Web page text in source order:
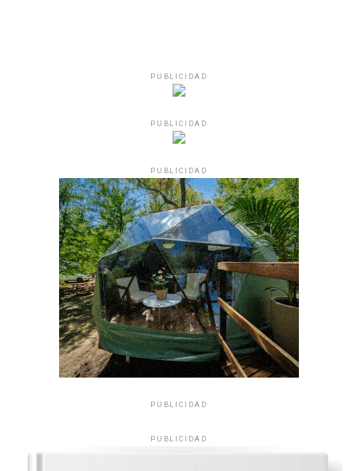
PUBLICIDAD
PUBLICIDAD
PUBLICIDAD
PUBLICIDAD
PUBLICIDAD